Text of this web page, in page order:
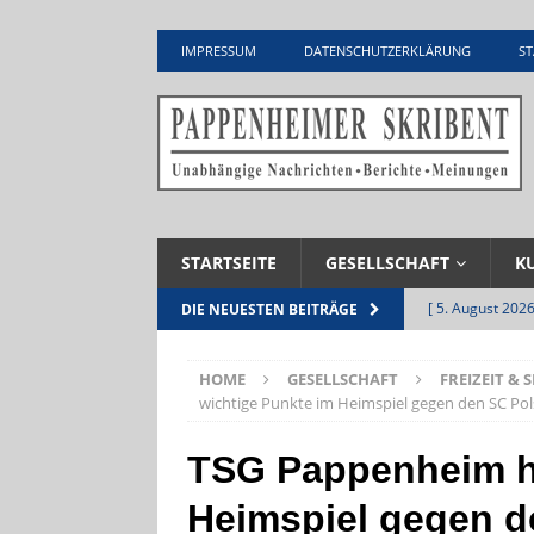
IMPRESSUM DATENSCHUTZERKLÄRUNG
STARTSEITE GESELLSCHAFT
DIE NEUESTEN BEITRÄGE [ 5. August
[ 5. August
[ 4. August
HOME GESELLSCHAFT FREIZEIT &
wichtige Punkte im Heimspiel gegen den SC
TSG Pappenheim
Heimspiel gegen